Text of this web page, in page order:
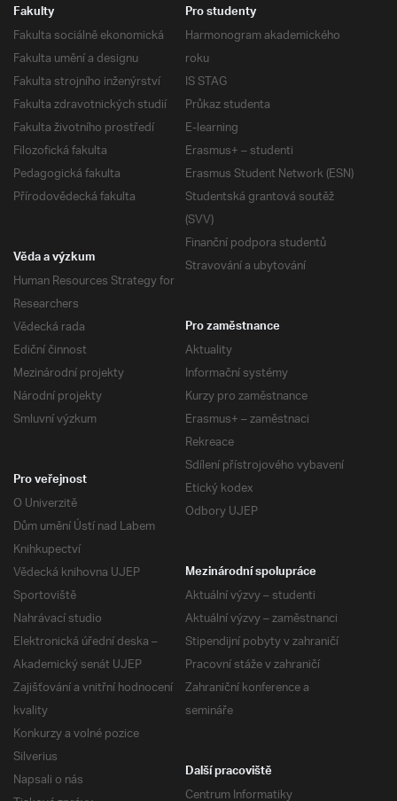
Fakulty
Fakulta sociálně ekonomická
Fakulta umění a designu
Fakulta strojního inženýrství
Fakulta zdravotnických studií
Fakulta životního prostředí
Filozofická fakulta
Pedagogická fakulta
Přírodovědecká fakulta
Pro studenty
Harmonogram akademického
roku
IS STAG
Průkaz studenta
E-learning
Erasmus+ – studenti
Erasmus Student Network (ESN)
Studentská grantová soutěž
(SVV)
Finanční podpora studentů
Stravování a ubytování
Věda a výzkum
Human Resources Strategy for
Researchers
Vědecká rada
Ediční činnost
Mezinárodní projekty
Národní projekty
Smluvní výzkum
Pro zaměstnance
Aktuality
Informační systémy
Kurzy pro zaměstnance
Erasmus+ – zaměstnaci
Rekreace
Sdílení přístrojového vybavení
Etický kodex
Odbory UJEP
Pro veřejnost
O Univerzitě
Dům umění Ústí nad Labem
Knihkupectví
Vědecká knihovna UJEP
Sportoviště
Nahrávací studio
Elektronická úřední deska –
Akademický senát UJEP
Zajišťování a vnitřní hodnocení
kvality
Konkurzy a volné pozice
Silverius
Napsali o nás
Mezinárodní spolupráce
Aktuální výzvy – studenti
Aktuální výzvy – zaměstnanci
Stipendijní pobyty v zahraničí
Pracovní stáže v zahraničí
Zahraniční konference a
semináře
Další pracoviště
Centrum Informatiky